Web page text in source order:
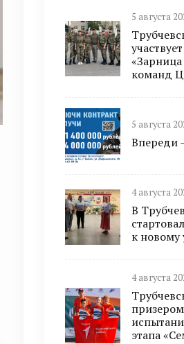
5 августа
команд
5 августа
Впереди
4 августа
В
к новому
4 августа
этапа